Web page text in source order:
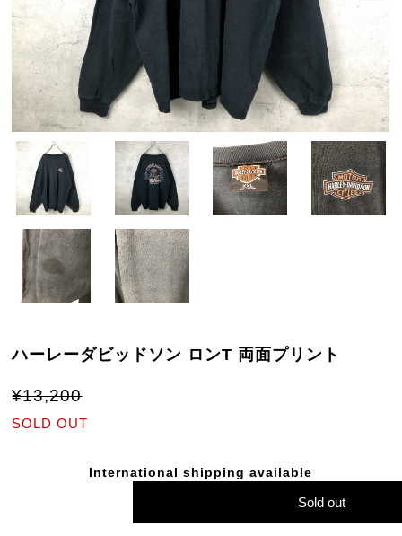
ハーレーダビッドソン ロンT 両面プリント
¥13,200
SOLD OUT
International shipping available
Sold out